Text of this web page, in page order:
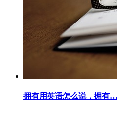
拥有用英语怎么说，拥有